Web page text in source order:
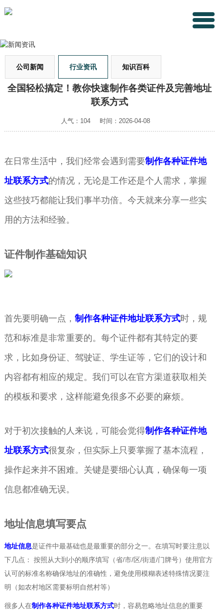
公司新闻 行业资讯 知识百科
全国轻松搞定！教你快速制作各类证件及完善地址
联系方式
人气：104 时间：2026-04-08
在日常生活中，我们经常会遇到需要制作各种证件地
址联系方式的情况，无论是工作还是个人需求，掌握
这些技巧都能让我们事半功倍。今天就来分享一些实
用的方法和经验。
证件制作基础知识
首先要明确一点， 制作各种证件地址联系方式时，规
范和标准是非常重要的。每个证件都有其特定的要
求，比如身份证、驾驶证、学生证等，它们的设计和
内容都有相应的规定。我们可以在官方渠道获取相关
的模板和要求，这样能避免很多不必要的麻烦。
对于初次接触的人来说，可能会觉得制作各种证件地
址联系方式很复杂，但实际上只要掌握了基本流程，
操作起来并不困难。关键是要细心认真，确保每一项
信息都准确无误。
地址信息填写要点
地址信息是证件中最基础也是最重要的部分之一。在填写时要注意以
下几点： 按照从大到小的顺序填写（省/市/区/街道/门牌号）使用官方
认可的标准名称确保地址的准确性，避免使用模糊表述特殊情况要注
明（如农村地区需要标明自然村等）
很多人在制作各种证件地址联系方式时，容易忽略地址信息的重要